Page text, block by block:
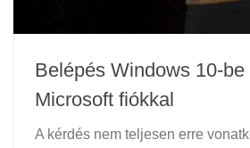
Belépés Windows 10-be
Microsoft fiókkal
A kérdés nem teljesen erre